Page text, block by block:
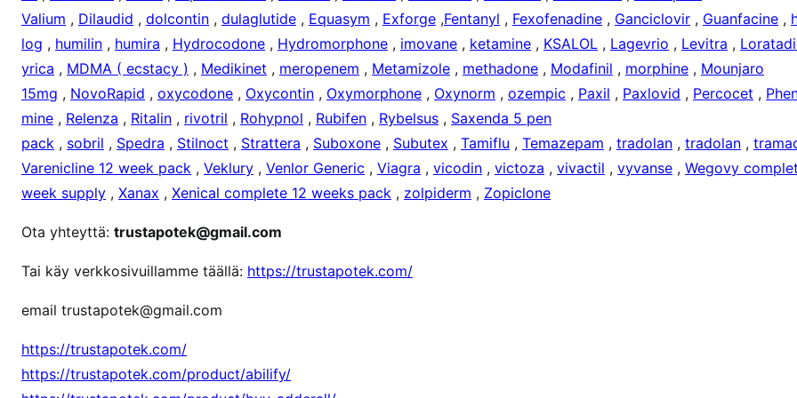
Valium , Dilaudid , dolcontin , dulaglutide , Equasym , Exforge ,Fentanyl , Fexofenadine , Ganciclovir , Guanfacine ,
log , humilin , humira , Hydrocodone , Hydromorphone , imovane , ketamine , KSALOL , Lagevrio , Levitra ,
yrica , MDMA ( ecstacy ) , Medikinet , meropenem , Metamizole , methadone , Modafinil , morphine , Mounjaro
15mg , NovoRapid , oxycodone , Oxycontin , Oxymorphone , Oxynorm , ozempic , Paxil , Paxlovid , Percocet ,
mine , Relenza , Ritalin , rivotril , Rohypnol , Rubifen , Rybelsus , Saxenda 5 pen
pack , sobril , Spedra , Stilnoct , Strattera , Suboxone , Subutex , Tamiflu , Temazepam , tradolan , tradolan ,
Varenicline 12 week pack , Veklury , Venlor Generic , Viagra , vicodin , victoza , vivactil , vyvanse , Wegovy
week supply , Xanax , Xenical complete 12 weeks pack , zolpiderm , Zopiclone
Ota yhteyttä: trustapotek@gmail.com
Tai käy verkkosivuillamme täällä: https://trustapotek.com/
email trustapotek@gmail.com
https://trustapotek.com/
https://trustapotek.com/product/abilify/